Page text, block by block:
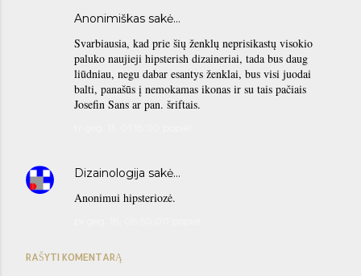
Anonimiškas sakė…
Svarbiausia, kad prie šių ženklų neprisikastų visokio
paluko naujieji hipsterish dizaineriai, tada bus daug
liūdniau, negu dabar esantys ženklai, bus visi juodai
balti, panašūs į nemokamas ikonas ir su tais pačiais
Josefin Sans ar pan. šriftais.
Dizainologija sakė…
Anonimui hipsteriozė.
RAŠYTI KOMENTARĄ